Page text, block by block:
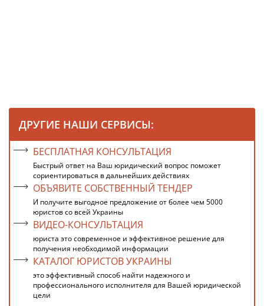
ДРУГИЕ НАШИ СЕРВИСЫ:
БЕСПЛАТНАЯ КОНСУЛЬТАЦИЯ
Быстрый ответ на Ваш юридический вопрос поможет
сориентироваться в дальнейших действиях
ОБЪЯВИТЕ СОБСТВЕННЫЙ ТЕНДЕР
И получите выгодное предложение от более чем 5000
юристов со всей Украины
ВИДЕО-КОНСУЛЬТАЦИЯ
юриста это современное и эффективное решение для
получения необходимой информации
КАТАЛОГ ЮРИСТОВ УКРАИНЫ
это эффективный способ найти надежного и
профессионального исполнителя для Вашей юридической
цели